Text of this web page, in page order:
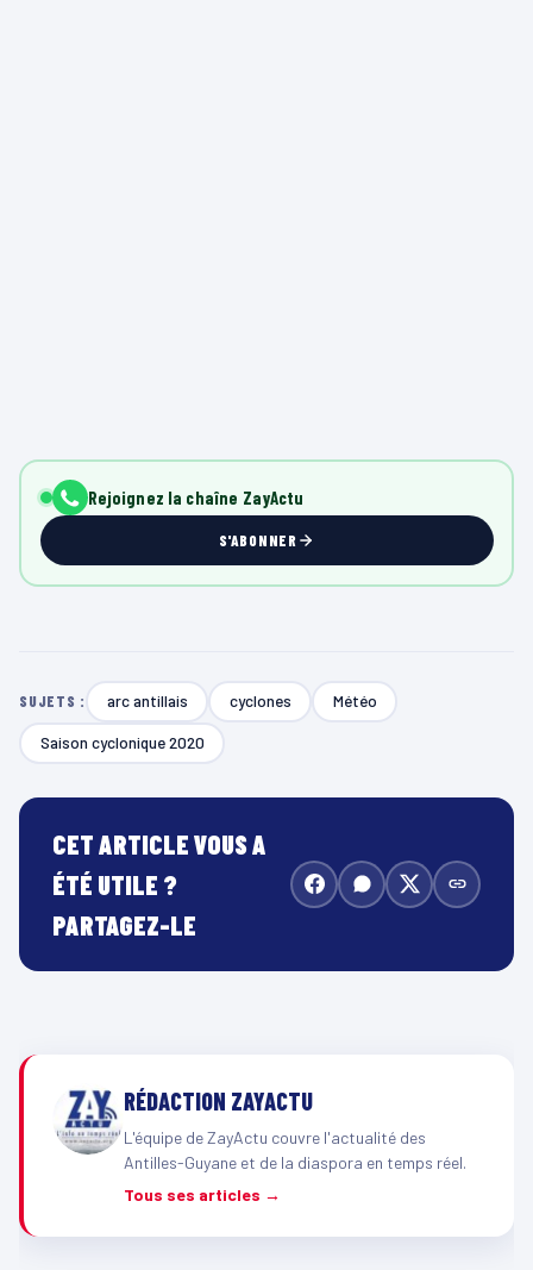
Rejoignez la chaîne ZayActu
S'ABONNER
SUJETS : arc antillais cyclones Météo
Saison cyclonique 2020
CET ARTICLE VOUS A
ÉTÉ UTILE ?
PARTAGEZ-LE
RÉDACTION ZAYACTU
L'équipe de ZayActu couvre l'actualité des
Antilles-Guyane et de la diaspora en temps réel.
Tous ses articles →